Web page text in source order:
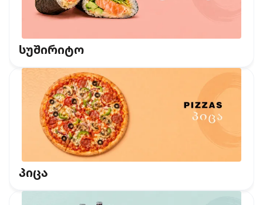
სუშირიტო
პიცა